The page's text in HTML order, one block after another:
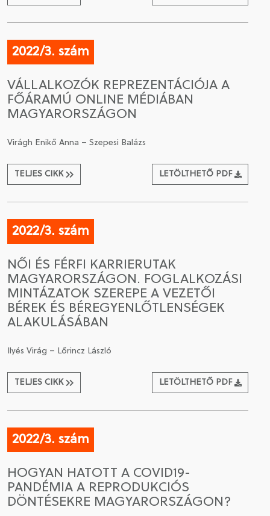
2022/3. szám
VÁLLALKOZÓK REPREZENTÁCIÓJA A
FŐÁRAMÚ ONLINE MÉDIÁBAN
MAGYARORSZÁGON
Virágh Enikő Anna – Szepesi Balázs
TELJES CIKK LETÖLTHETŐ PDF
2022/3. szám
NŐI ÉS FÉRFI KARRIERUTAK
MAGYARORSZÁGON. FOGLALKOZÁSI
MINTÁZATOK SZEREPE A VEZETŐI
BÉREK ÉS BÉREGYENLŐTLENSÉGEK
ALAKULÁSÁBAN
Ilyés Virág – Lőrincz László
TELJES CIKK LETÖLTHETŐ PDF
2022/3. szám
HOGYAN HATOTT A COVID19-
PANDÉMIA A REPRODUKCIÓS
DÖNTÉSEKRE MAGYARORSZÁGON?